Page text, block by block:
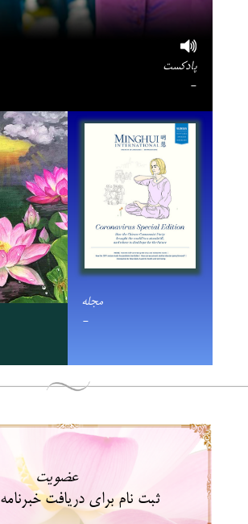
پادکست
-
مجله
-
عضویت
ثبت نام برای دریافت خبرنامه